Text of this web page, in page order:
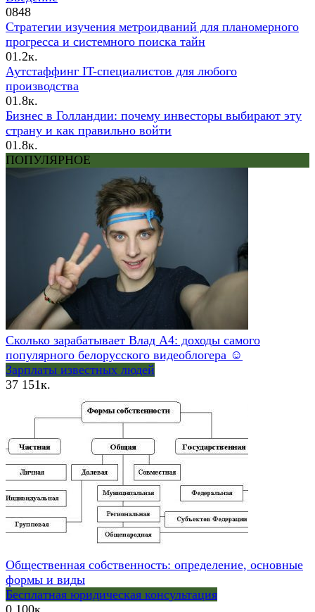
0848
Стратегии изучения метроидваний для планомерного
прогресса и системного поиска тайн
01.2к.
Аутстаффинг IT-специалистов для любого
производства
01.8к.
Бизнес в Голландии: почему инвесторы выбирают эту
страну и как правильно войти
01.8к.
ПОПУЛЯРНОЕ
Сколько зарабатывает Влад А4: доходы самого
популярного белорусского видеоблогера ☺
Зарплаты известных людей
37 151к.
Общественная собственность: определение, основные
формы и виды
Бесплатная юридическая консультация
0 100к.